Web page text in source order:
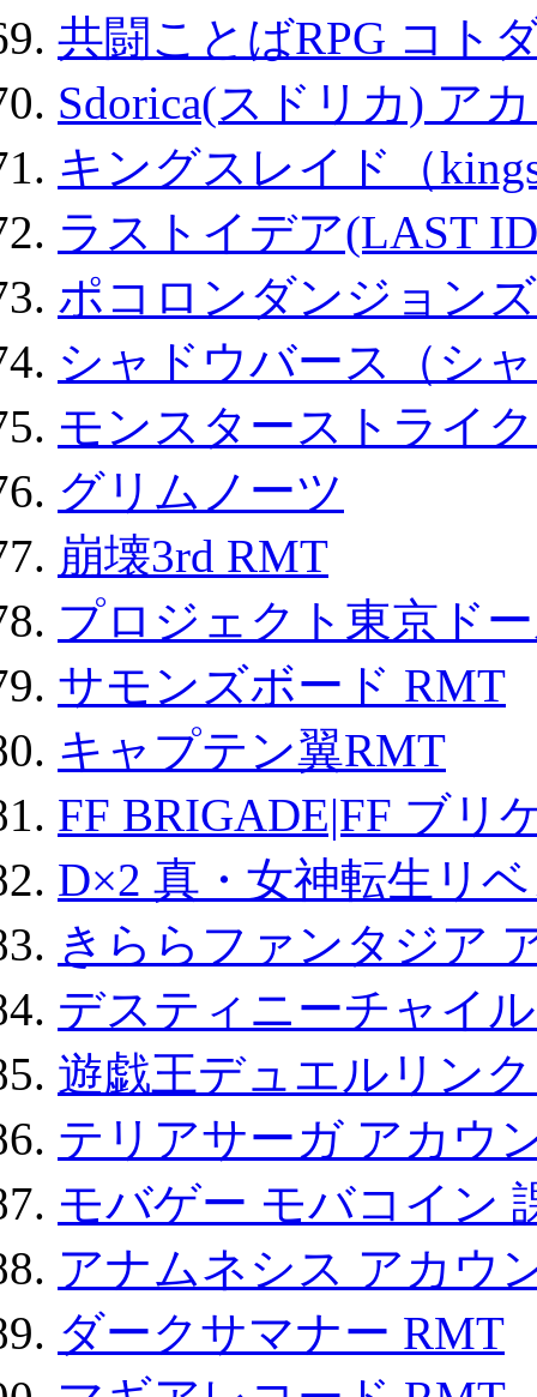
共闘ことばRPG コト
Sdorica(スドリカ) ア
キングスレイド（
ラストイデア(LAST
ポコロンダンジョン
シャドウバース（シ
モンスターストライ
グリムノーツ
崩壊3rd RMT
プロジェクト東京ド
サモンズボード RMT
キャプテン翼RMT
FF BRIGADE|FF ブリ
D×2 真・女神転生リ
きららファンタジア
デスティニーチャイ
遊戯王デュエルリン
テリアサーガ アカウ
モバゲー モバコイン
アナムネシス アカウ
ダークサマナー RMT